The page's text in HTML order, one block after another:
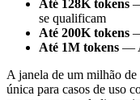
Até 128K tokens
se qualificam
Até 200K tokens
Até 1M tokens —
A janela de um milhão
única para casos de uso